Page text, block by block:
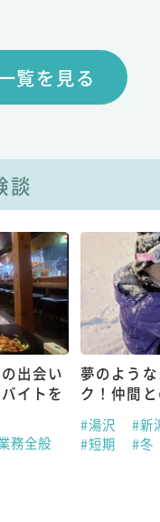
覧を見る
談
出会い
イトを
務全般
夢のよう
ク！仲間
#湯沢
#新
#短期
#冬